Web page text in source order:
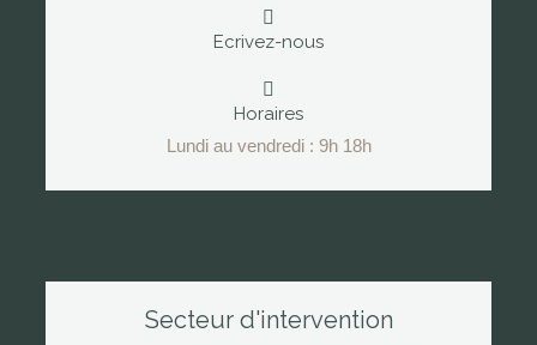
Ecrivez-nous
Horaires
Lundi au vendredi : 9h 18h
Secteur d'intervention